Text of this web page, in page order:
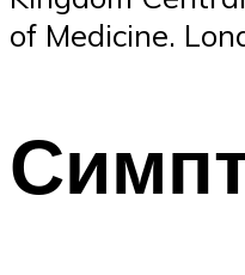
of Medicine.